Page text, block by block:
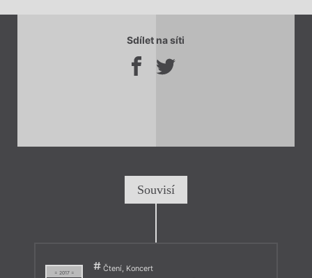
Sdílet na síti
Souvisí
= 2017 = Čtení, Koncert